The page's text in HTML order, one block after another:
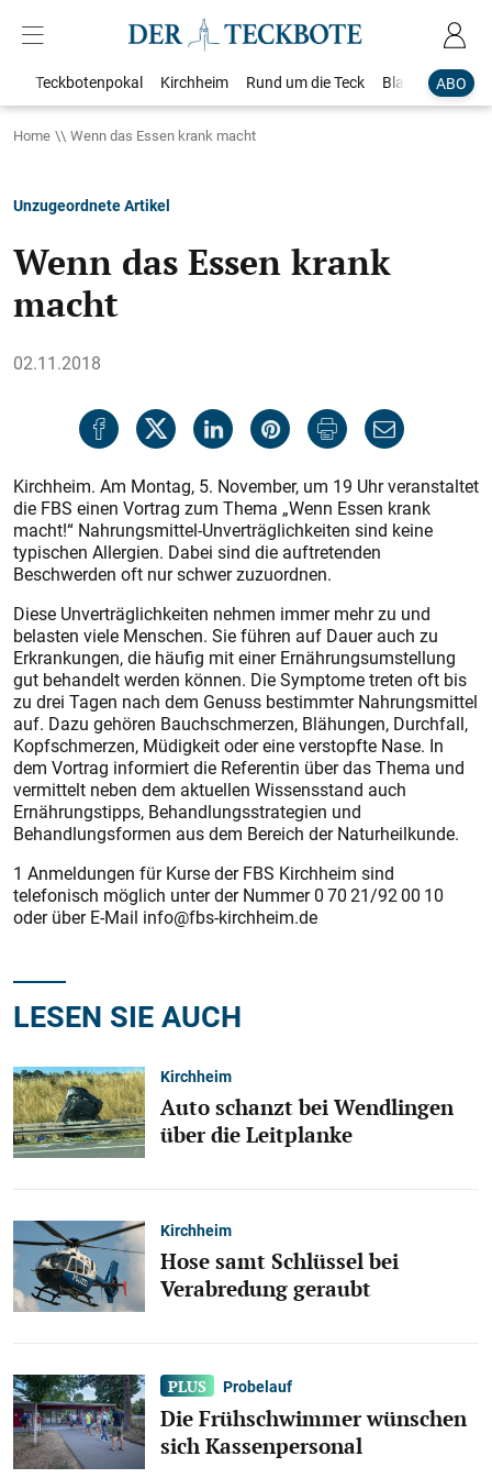
ABO
Teckbotenpokal Kirchheim Rund um die Teck Blaulicht
Home Wenn das Essen krank macht
Unzugeordnete Artikel
Wenn das Essen krank
macht
02.11.2018
Kirchheim. Am Montag, 5. November, um 19 Uhr veranstaltet
die FBS einen Vortrag zum Thema „Wenn Essen krank
macht!“ Nahrungsmittel-Unverträglichkeiten sind keine
typischen Allergien. Dabei sind die auftretenden
Beschwerden oft nur schwer zuzuordnen.
Diese Unverträglichkeiten nehmen immer mehr zu und
belasten viele Menschen. Sie führen auf Dauer auch zu
Erkrankungen, die häufig mit einer Ernährungsumstellung
gut behandelt werden können. Die Symptome treten oft bis
zu drei Tagen nach dem Genuss bestimmter Nahrungsmittel
auf. Dazu gehören Bauchschmerzen, Blähungen, Durchfall,
Kopfschmerzen, Müdigkeit oder eine verstopfte Nase. In
dem Vortrag informiert die Referentin über das Thema und
vermittelt neben dem aktuellen Wissensstand auch
Ernährungstipps, Behandlungsstrategien und
Behandlungsformen aus dem Bereich der Naturheilkunde.
1 Anmeldungen für Kurse der FBS Kirchheim sind
telefonisch möglich unter der Nummer 0 70 21/92 00 10
oder über E-Mail info@fbs-kirchheim.de
LESEN SIE AUCH
Kirchheim
Auto schanzt bei Wendlingen
über die Leitplanke
Kirchheim
Hose samt Schlüssel bei
Verabredung geraubt
Probelauf
Die Frühschwimmer wünschen
sich Kassenpersonal